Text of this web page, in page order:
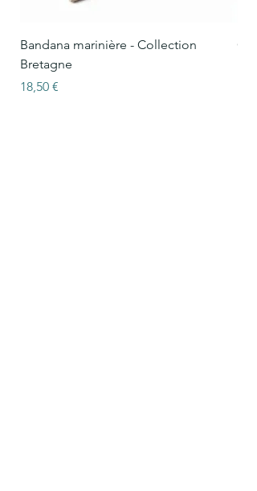
Bandana marinière - Collection
Bretagne
Prix
18,50 €